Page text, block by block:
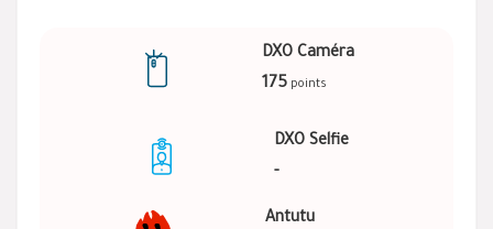
DXO Caméra
175 points
DXO Selfie
-
Antutu